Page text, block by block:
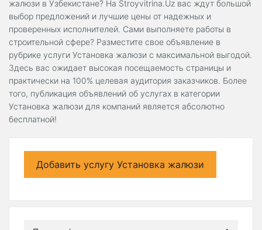
жалюзи в Узбекистане? На Stroyvitrina.Uz вас ждут большой
выбор предложений и лучшие цены от надежных и
проверенных исполнителей. Сами выполняете работы в
строительной сфере? Разместите свое объявление в
рубрике услуги Установка жалюзи с максимальной выгодой.
Здесь вас ожидает высокая посещаемость страницы и
практически на 100% целевая аудитория заказчиков. Более
того, публикация объявлений об услугах в категории
Установка жалюзи для компаний является абсолютно
бесплатной!
Добавить услугу Установка жалюзи